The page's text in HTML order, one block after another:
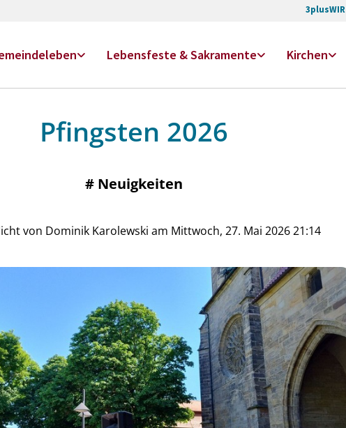
3plusWIR
Lebensfeste & Sakramente Kirchen
Pfingsten 2026
# Neuigkeiten
von Dominik Karolewski am Mittwoch, 27. Mai 2026 21:14